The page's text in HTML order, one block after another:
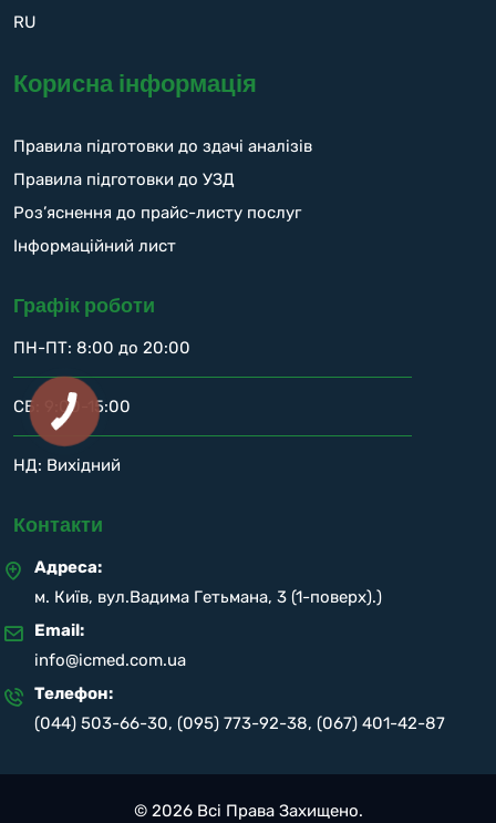
RU
Корисна інформація
Правила підготовки до здачі аналізів
Правила підготовки до УЗД
Роз’яснення до прайс-листу послуг
Інформаційний лист
Графік роботи
ПН-ПТ: 8:00 до 20:00
СБ: 9:00-15:00
НД: Вихідний
Контакти
Адреса:
м. Київ, вул.Вадима Гетьмана, 3 (1-поверх).)
Email:
info@icmed.com.ua
Телефон:
(044) 503-66-30, (095) 773-92-38, (067) 401-42-87
© 2026 Всі Права Захищено.